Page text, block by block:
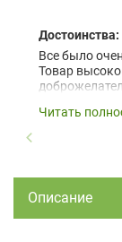
Достоинства:
Все было
Товар
Читать
Описание